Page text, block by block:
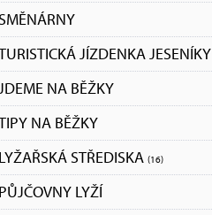
SMĚNÁRNY
JÍZDENKA JESENÍKY
NA BĚŽKY
NA BĚŽKY
LYŽAŘSKÁ STŘEDISKA (16)
PŮJČOVNY LYŽÍ